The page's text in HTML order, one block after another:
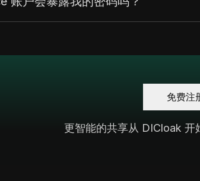
免费注
更智能的共享从 DICloak